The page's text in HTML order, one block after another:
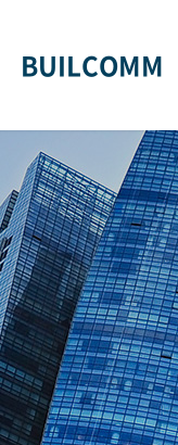
BUILCOMM
회사개요
CEO 인사말
연혁
조직도
오시는길